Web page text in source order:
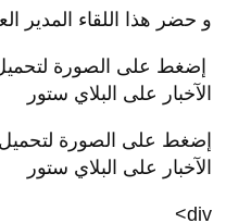
و حضر هذا اللقاء المدير
إضغط على الصورة
الآخبار على البلاي ستور
إضغط على الصورة لتحميل
الآخبار على البلاي ستور
div>